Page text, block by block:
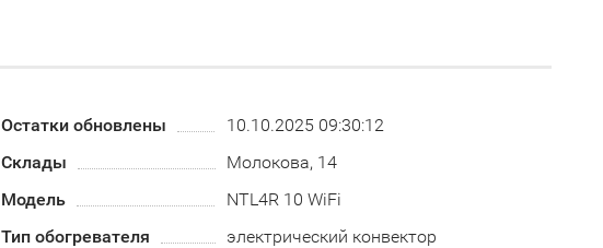
Остатки обновлены
10.10.2025 09:30:12
Склады
Молокова, 14
Модель
NTL4R 10 WiFi
Тип обогревателя
электрический конвектор